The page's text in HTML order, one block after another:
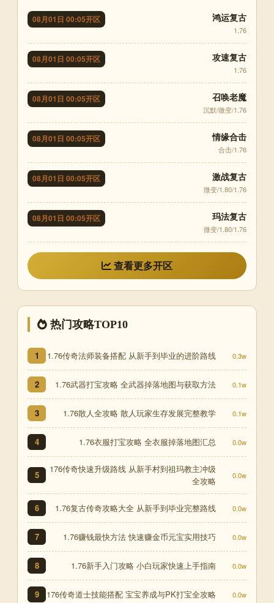
08月01日 00:05开区 鸿运复古
1.76
08月01日 00:05开区 攻速复古
1.76
08月01日 00:05开区 召唤老魔
沉默/微变/1.76
08月01日 00:05开区 情缘合击
合击/1.76
08月01日 00:05开区 激战复古
微变/1.80/1.76
08月01日 00:05开区 玛法复古
微变/1.80/1.76
查看更多开区
热门攻略TOP10
1 1.76传奇法师装备搭配 从新手到毕业的进阶路线 0.3w
2 1.76武器打宝攻略 全武器掉落地图与获取方法 0.1w
3 1.76散人全攻略 散人玩家生存发展完整教学 0.1w
4 1.76衣服打宝攻略 全衣服掉落地图汇总 0.0w
5
176传奇快速升级路线 从新手村到祖玛教主冲级
全攻略
0.0w
6 1.76复古传奇攻略大全 从新手到毕业完整路线 0.0w
7 1.76赚钱最快方法 快速赚金币元宝实用技巧 0.0w
8 1.76新手入门攻略 小白玩家快速上手指南 0.0w
9 176传奇道士技能搭配 宝宝养成与PK打宝全攻略 0.0w